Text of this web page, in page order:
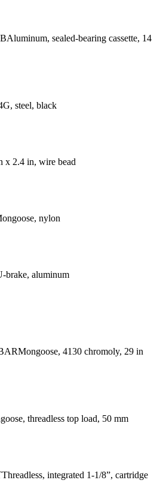
Aluminum, sealed-bearing cassette, 14
steel, black
x 2.4 in, wire bead
nylon
brake, aluminum
Mongoose, 4130 chromoly, 29 in
threadless top load, 50 mm
Threadless, integrated 1-1/8”, cartridge